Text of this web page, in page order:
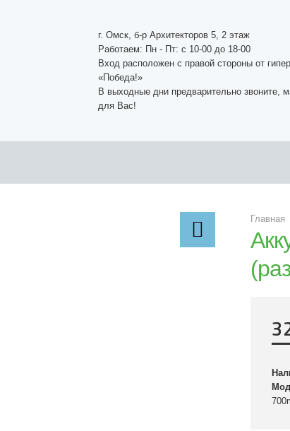
г. Омск, б-р Архитекторов 5, 2 этаж
Работаем: Пн - Пт: c 10-00 до 18-00
Вход расположен с правой стороны от
«Победа!»
В выходные дни предварительно звоните,
для Вас!